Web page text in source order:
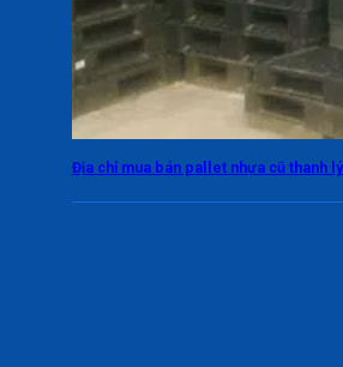
Địa chỉ mua bán pallet nhựa cũ thanh